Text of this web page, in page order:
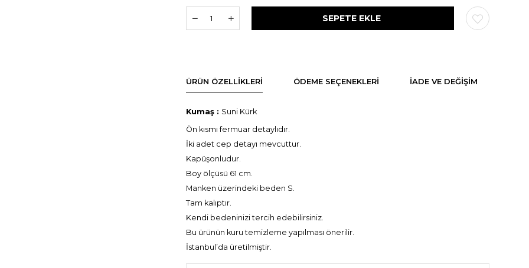
ÜRÜN ÖZELLIKLERI ÖDEME SEÇENEKLERI İADE VE DEĞİŞİM
Kumaş : Suni Kürk
Ön kısmı fermuar detaylıdır.
İki adet cep detayı mevcuttur.
Kapüşonludur.
Boy ölçüsü 61 cm.
Manken üzerindeki beden S.
Tam kalıptır.
Kendi bedeninizi tercih edebilirsiniz.
Bu ürünün kuru temizleme yapılması önerilir.
İstanbul’da üretilmiştir.